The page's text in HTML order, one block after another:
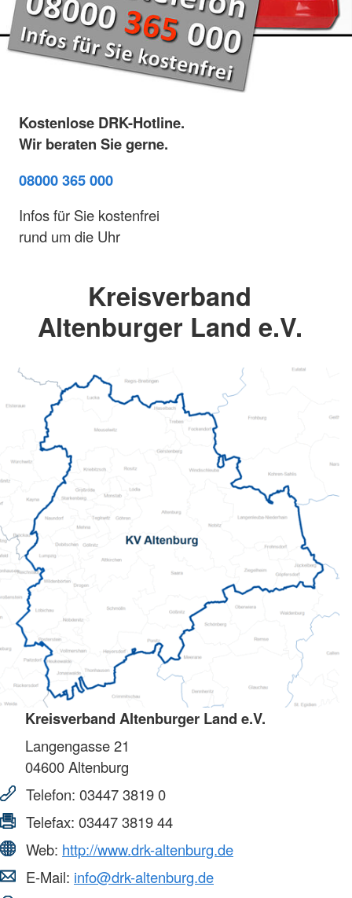
Kostenlose DRK-Hotline.
Wir beraten Sie gerne.
08000 365 000
Infos für Sie kostenfrei
rund um die Uhr
Kreisverband
Altenburger Land e.V.
Kreisverband Altenburger Land e.V.
Langengasse 21
04600Altenburg
Telefon: 03447 3819 0
Telefax: 03447 3819 44
Web: http://www.drk-altenburg.de
E-Mail: info@drk-altenburg.de